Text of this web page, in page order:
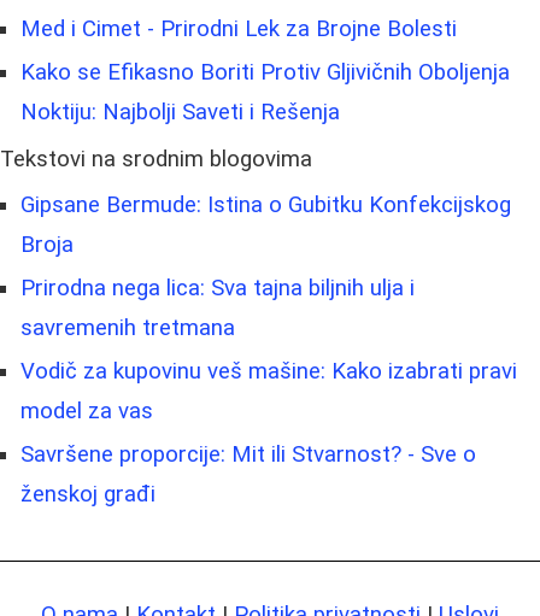
Med i Cimet - Prirodni Lek za Brojne Bolesti
Kako se Efikasno Boriti Protiv Gljivičnih Oboljenja
Noktiju: Najbolji Saveti i Rešenja
Tekstovi na srodnim blogovima
Gipsane Bermude: Istina o Gubitku Konfekcijskog
Broja
Prirodna nega lica: Sva tajna biljnih ulja i
savremenih tretmana
Vodič za kupovinu veš mašine: Kako izabrati pravi
model za vas
Savršene proporcije: Mit ili Stvarnost? - Sve o
ženskoj građi